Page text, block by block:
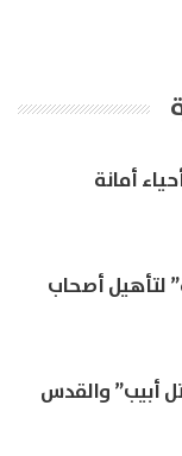
أمانة
لتأهيل أصحاب
أبيب” والقدس